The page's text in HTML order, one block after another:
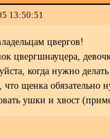
13:50:51
цвергов!
цвергшнауцера,
когда нужно
щенка обязательно
ушки и хвост